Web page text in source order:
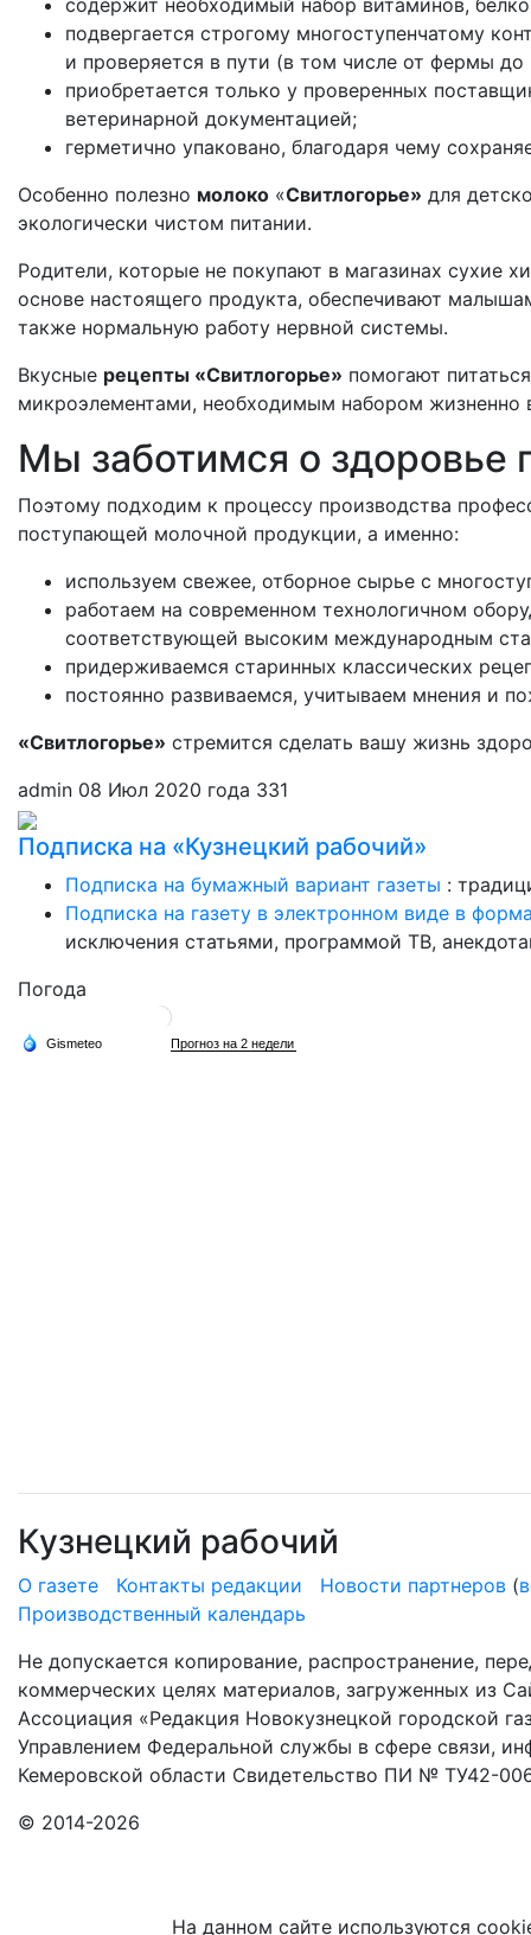
содержит необходимый набор витаминов,
подвергается строгому многоступенчатому
и проверяется в пути (в том числе от фермы до
приобретается только у проверенных
ветеринарной документацией;
герметично упаковано, благодаря чему
Особенно полезно молоко «Свитлогорье» для
экологически чистом питании.
Родители, которые не покупают в магазинах сухие
основе настоящего продукта, обеспечивают
также нормальную работу нервной системы.
Вкусные рецепты «Свитлогорье» помогают
микроэлементами, необходимым набором жизненно
Мы заботимся о здоровье
Поэтому подходим к процессу производства
поступающей молочной продукции, а именно:
используем свежее, отборное сырье с
работаем на современном технологичном
соответствующей высоким международным
придерживаемся старинных классических
постоянно развиваемся, учитываем мнения и
«Свитлогорье» стремится сделать вашу жизнь
admin 08 Июл 2020 года 331
Подписка на «Кузнецкий рабочий»
Подписка на бумажный вариант газеты :
Подписка на газету в электронном виде в
исключения статьями, программой ТВ,
Погода
Кузнецкий рабочий
О газете Контакты редакции Новости партнеров (
Производственный календарь
Не допускается копирование, распространение,
коммерческих целях материалов, загруженных из
Ассоциация «Редакция Новокузнецкой городской
Управлением Федеральной службы в сфере связи,
Кемеровской области Свидетельство ПИ № ТУ42-
© 2014-2026
На данном сайте используются